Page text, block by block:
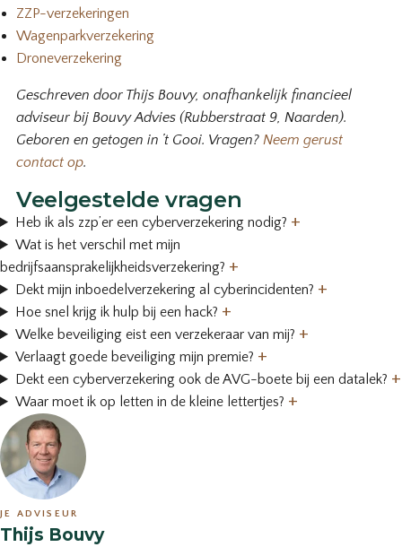
ZZP-verzekeringen
Wagenparkverzekering
Droneverzekering
Geschreven door Thijs Bouvy, onafhankelijk financieel
adviseur bij Bouvy Advies (Rubberstraat 9, Naarden).
Geboren en getogen in ’t Gooi. Vragen? Neem gerust
contact op.
Veelgestelde vragen
Heb ik als zzp’er een cyberverzekering nodig? +
Wat is het verschil met mijn
bedrijfsaansprakelijkheidsverzekering? +
Dekt mijn inboedelverzekering al cyberincidenten? +
Hoe snel krijg ik hulp bij een hack? +
Welke beveiliging eist een verzekeraar van mij? +
Verlaagt goede beveiliging mijn premie? +
Dekt een cyberverzekering ook de AVG-boete bij een datalek? +
Waar moet ik op letten in de kleine lettertjes? +
JE ADVISEUR
Thijs Bouvy